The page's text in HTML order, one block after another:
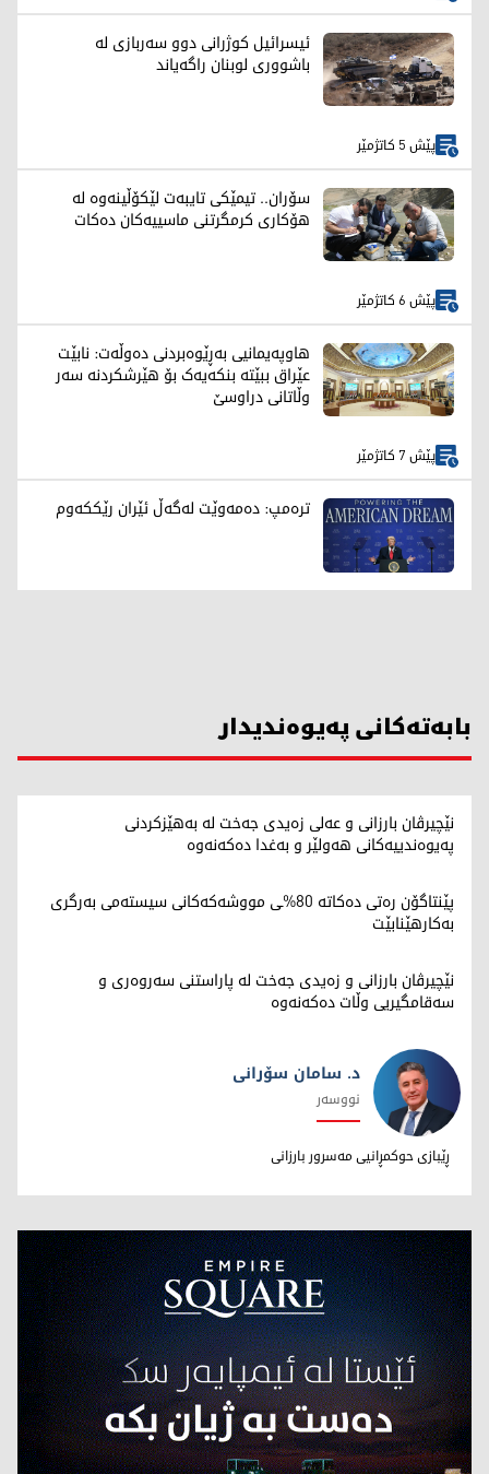
ئیسرائیل کوژرانی دوو سەربازی لە
باشووری لوبنان راگەیاند
پێش 5 کاتژمێر
سۆران.. تیمێکی تایبەت لێکۆڵینەوە لە
هۆکاری کرمگرتنی ماسییەکان دەکات
پێش 6 کاتژمێر
هاوپەیمانیی بەڕێوەبردنی دەوڵەت: نابێت
عێراق ببێتە بنکەیەک بۆ هێرشکردنە سەر
وڵاتانی دراوسێ
پێش 7 کاتژمێر
ترەمپ: دەمەوێت لەگەڵ ئێران رێککەوم
بابەتەکانی پەیوەندیدار
نێچیرڤان بارزانی و عەلی زەیدی جەخت لە بەهێزکردنی
پەیوەندییەکانی هەولێر و بەغدا دەکەنەوە
پێنتاگۆن رەتی دەکاتە 80%ـی مووشەکەکانی سیستەمی بەرگری
بەکارهێنابێت
نێچیرڤان بارزانی و زەیدی جەخت لە پاراستنی سەروەری و
سەقامگیریی وڵات دەکەنەوە
د. سامان سۆرانی
د. سامان سۆرانی
نووسەر
ڕێبازی حوکمڕانیی مەسرور بارزانی